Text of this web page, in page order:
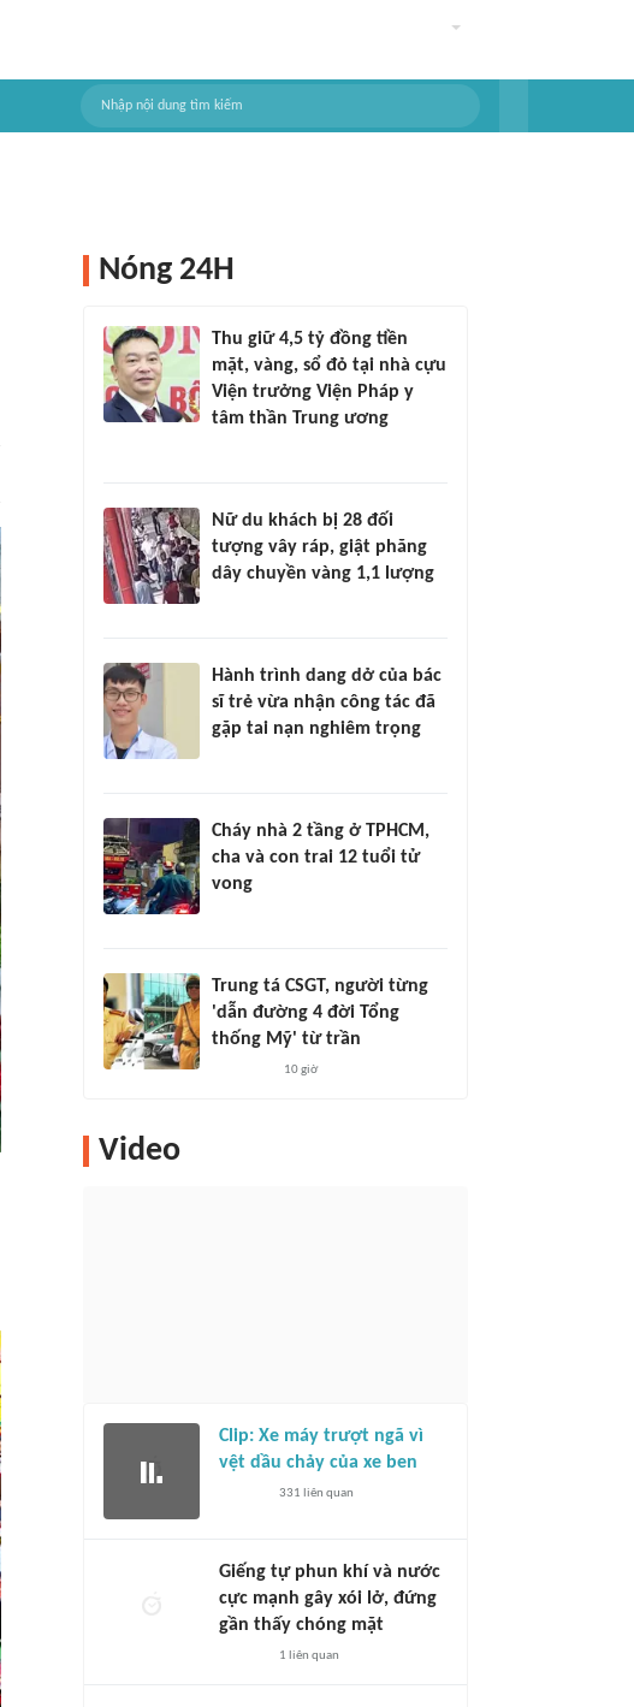
Nóng 24H
Thu giữ 4,5 tỷ đồng tiền
mặt, vàng, sổ đỏ tại nhà cựu
Viện trưởng Viện Pháp y
tâm thần Trung ương
Nữ du khách bị 28 đối
tượng vây ráp, giật phăng
dây chuyền vàng 1,1 lượng
Hành trình dang dở của bác
sĩ trẻ vừa nhận công tác đã
gặp tai nạn nghiêm trọng
Cháy nhà 2 tầng ở TPHCM,
cha và con trai 12 tuổi tử
vong
Trung tá CSGT, người từng
'dẫn đường 4 đời Tổng
thống Mỹ' từ trần
10 giờ
Video
Clip: Xe máy trượt ngã vì
vệt dầu chảy của xe ben
331 liên quan
Giếng tự phun khí và nước
cực mạnh gây xói lở, đứng
gần thấy chóng mặt
1 liên quan